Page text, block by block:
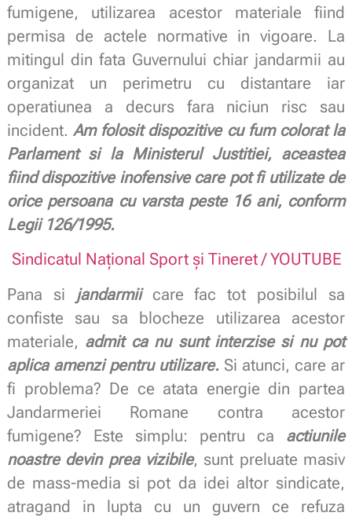
fumigene, utilizarea acestor materiale fiind
permisa de actele normative in vigoare. La
mitingul din fata Guvernului chiar jandarmii au
organizat un perimetru cu distantare iar
operatiunea a decurs fara niciun risc sau
incident.Am folosit dispozitive cu fum colorat la
Parlament si la Ministerul Justitiei, aceastea
fiind dispozitive inofensive care pot fi utilizate de
orice persoana cu varsta peste 16 ani, conform
Legii 126/1995.
Sindicatul Național Sport și Tineret / YOUTUBE
Pana si jandarmiicare fac tot posibilul sa
confiste sau sa blocheze utilizarea acestor
materiale, admit ca nu sunt interzise si nu pot
aplica amenzi pentru utilizare. Si atunci, care ar
fi problema? De ce atata energie din partea
Jandarmeriei Romane contra acestor
fumigene? Este simplu: pentru ca actiunile
noastre devin prea vizibile, sunt preluate masiv
de mass-media si pot da idei altor sindicate,
atragand in lupta cu un guvern ce refuza